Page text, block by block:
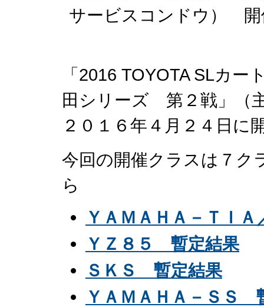
サービスコンドウ） 開
「2016 TOYOTA SLカー
田シリーズ 第２戦」（
２０１６年４月２４日に
今回の開催クラスは７ク
ら
ＹＡＭＡＨＡ－ＴＩ
ＹＺ８５ 暫定結果
ＳＫＳ 暫定結果
ＹＡＭＡＨＡ－ＳＳ